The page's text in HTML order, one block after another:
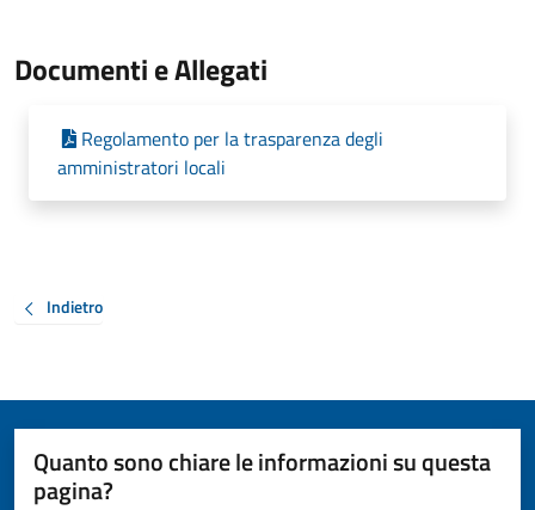
Documenti e Allegati
Regolamento per la trasparenza degli
amministratori locali
Indietro
Quanto sono chiare le informazioni su questa
pagina?